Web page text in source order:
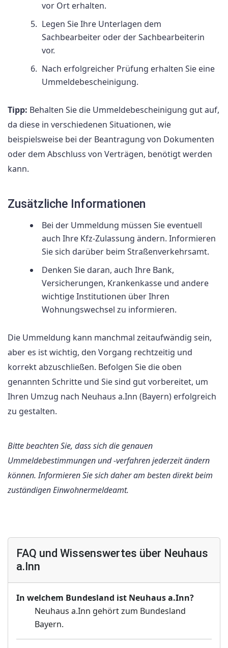
vor Ort erhalten.
Legen Sie Ihre Unterlagen dem
Sachbearbeiter oder der Sachbearbeiterin
vor.
Nach erfolgreicher Prüfung erhalten Sie eine
Ummeldebescheinigung.
Tipp: Behalten Sie die Ummeldebescheinigung gut auf,
da diese in verschiedenen Situationen, wie
beispielsweise bei der Beantragung von Dokumenten
oder dem Abschluss von Verträgen, benötigt werden
kann.
Zusätzliche Informationen
Bei der Ummeldung müssen Sie eventuell
auch Ihre Kfz-Zulassung ändern. Informieren
Sie sich darüber beim Straßenverkehrsamt.
Denken Sie daran, auch Ihre Bank,
Versicherungen, Krankenkasse und andere
wichtige Institutionen über Ihren
Wohnungswechsel zu informieren.
Die Ummeldung kann manchmal zeitaufwändig sein,
aber es ist wichtig, den Vorgang rechtzeitig und
korrekt abzuschließen. Befolgen Sie die oben
genannten Schritte und Sie sind gut vorbereitet, um
Ihren Umzug nach Neuhaus a.Inn (Bayern) erfolgreich
zu gestalten.
Bitte beachten Sie, dass sich die genauen
Ummeldebestimmungen und -verfahren jederzeit ändern
können. Informieren Sie sich daher am besten direkt beim
zuständigen Einwohnermeldeamt.
FAQ und Wissenswertes über Neuhaus
a.Inn
In welchem Bundesland ist Neuhaus a.Inn?
Neuhaus a.Inn gehört zum Bundesland
Bayern.